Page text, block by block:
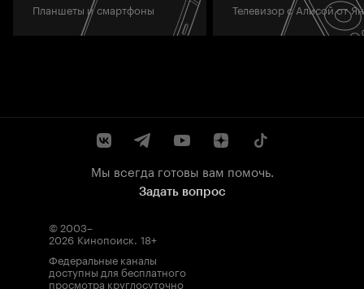
Планшеты и смартфоны Телевизор с Алисой от
Мы всегда готовы вам помочь.
Задать вопрос
© 2003–
2026 Кинопоиск. 18+
Федеральные каналы
доступны для бесплатного
просмотра круглосуточно